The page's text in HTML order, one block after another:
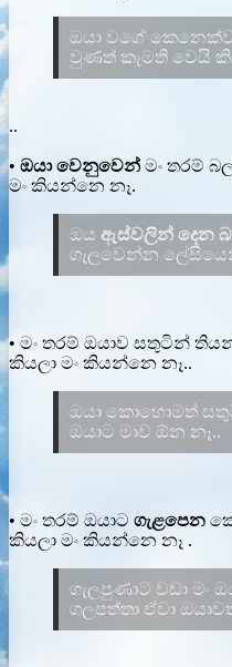
ඔයා වගේ
වුණත් කැමති වෙයි
..
• ඔයා වෙනුවෙන් මං තරම්
මං කියන්නෙ නෑ.
ඔය ඇස්වලින් දෙන
ගැලවෙන්න
• මං තරම් ඔයාව සතුටින්
කියලා මං කියන්නෙ නෑ..
ඔයා කොහොමත්
ඔයාට මාව ඕන නෑ..
• මං තරම් ඔයාට ගැළපෙන
කියලා මං කියන්නෙ නෑ .
ගැලපුණාට වඩා මං
ගලපත්තා ඒවා